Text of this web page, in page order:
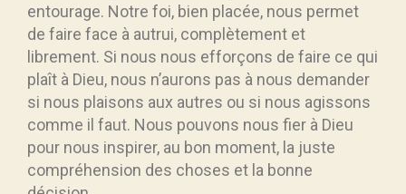
entourage. Notre foi, bien placée, nous permet
de faire face à autrui, complètement et
librement. Si nous nous efforçons de faire ce qui
plaît à Dieu, nous n’aurons pas à nous demander
si nous plaisons aux autres ou si nous agissons
comme il faut. Nous pouvons nous fier à Dieu
pour nous inspirer, au bon moment, la juste
compréhension des choses et la bonne